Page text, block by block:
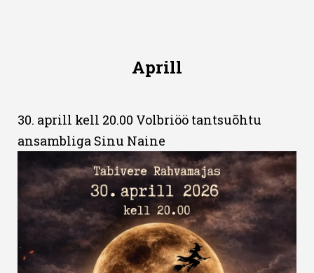
Aprill
30. aprill kell 20.00 Volbriöö tantsuõhtu
ansambliga Sinu Naine